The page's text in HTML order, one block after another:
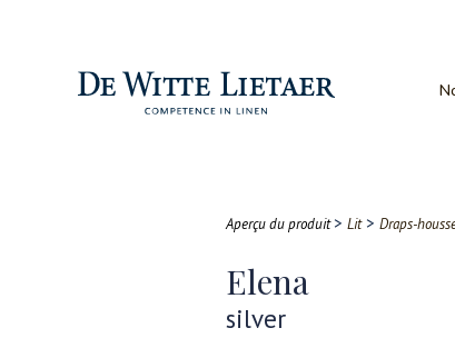
Aperçu du produit > Lit> Draps-
Elena
silver